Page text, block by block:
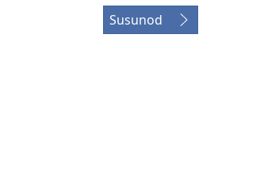
Susunod